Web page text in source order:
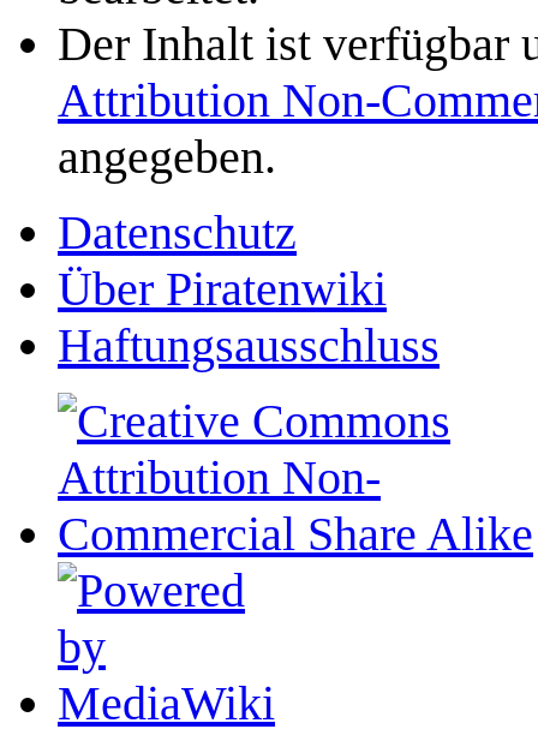
Der Inhalt ist verfügbar
Attribution Non-
angegeben.
Datenschutz
Über Piratenwiki
Haftungsausschluss